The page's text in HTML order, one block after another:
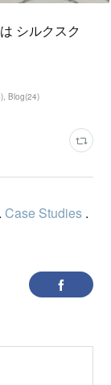
シルクスク
) Blog(24)
Case Studies.